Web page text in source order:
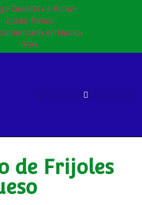
de Frijoles